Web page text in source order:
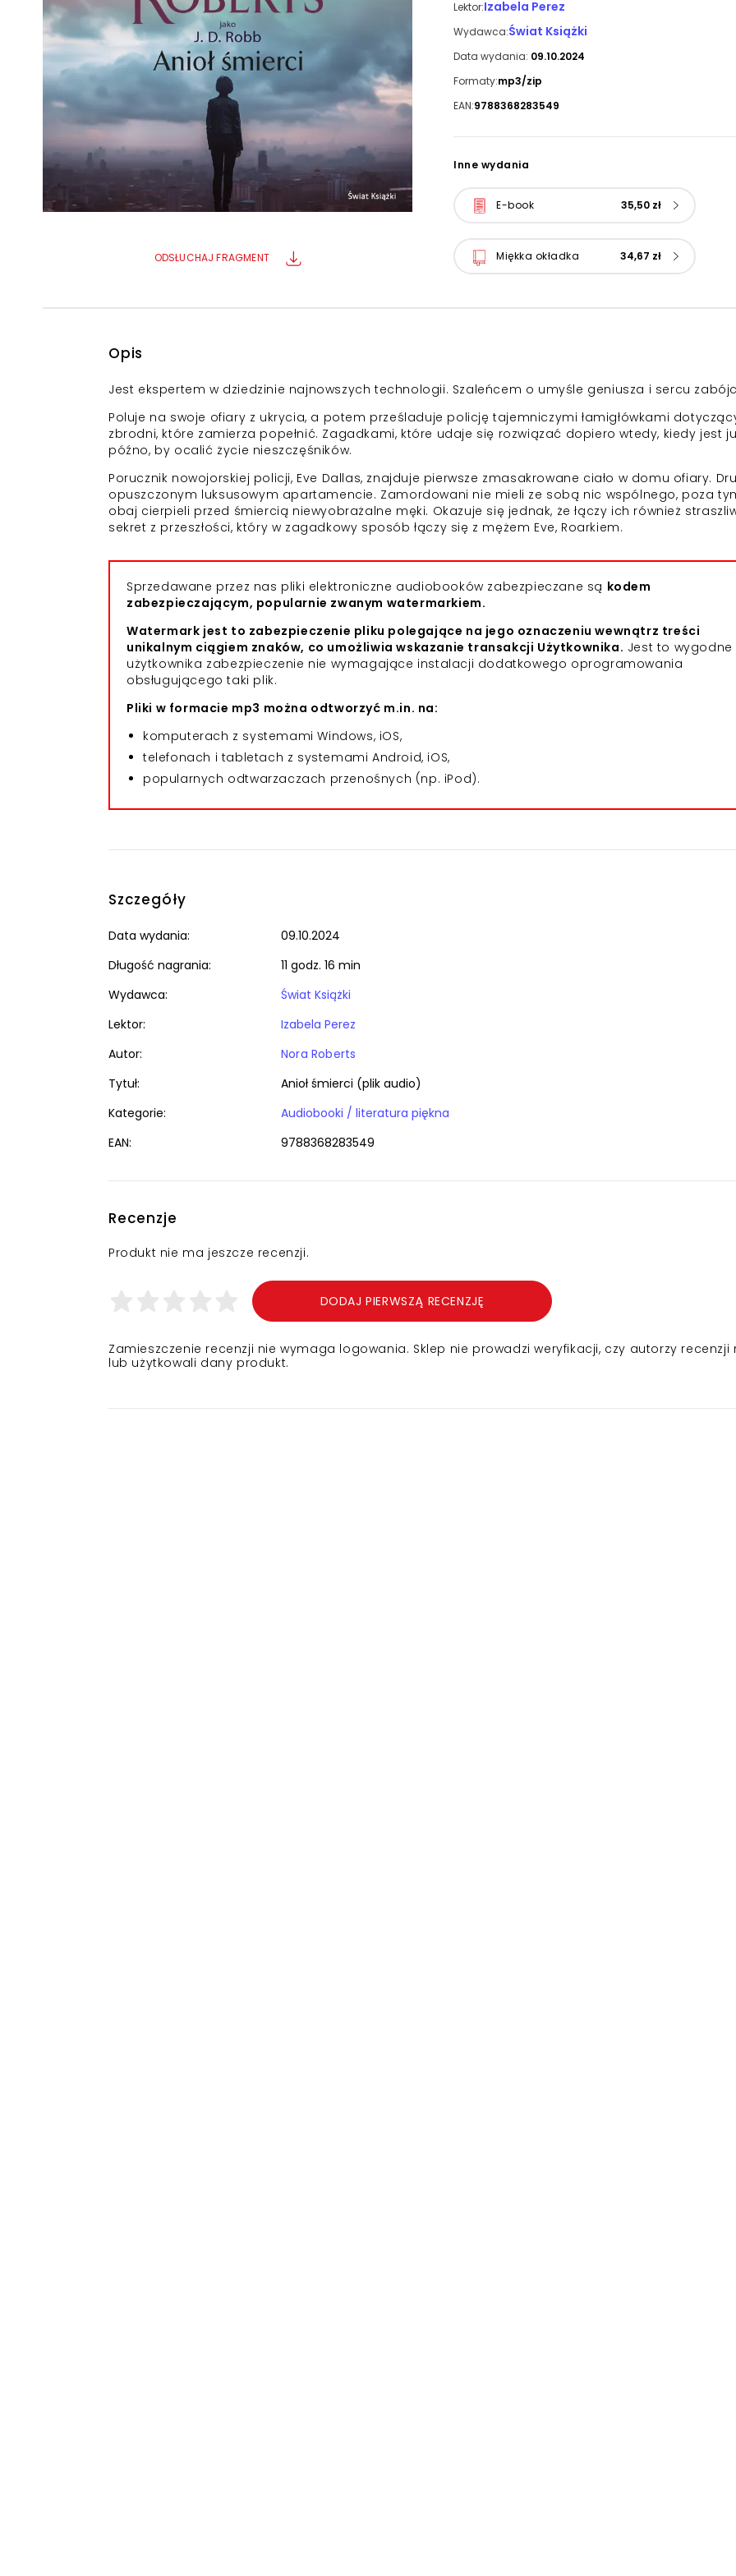
ODSŁUCHAJ FRAGMENT
Lektor:Izabela Perez
Wydawca:Świat Książki
Data wydania: 09.10.2024
Formaty:mp3/zip
EAN:9788368283549
Inne wydania
E-book 35,50 zł
Miękka okładka 34,67 zł
Opis
Jest ekspertem w dziedzinie najnowszych technologii. Szaleńcem o umyśle geniusza i sercu
Poluje na swoje ofiary z ukrycia, a potem prześladuje policję tajemniczymi łamigłówkami
zbrodni, które zamierza popełnić. Zagadkami, które udaje się rozwiązać dopiero wtedy, kiedy jest
późno, by ocalić życie nieszczęśników.
Porucznik nowojorskiej policji, Eve Dallas, znajduje pierwsze zmasakrowane ciało w domu ofiary.
opuszczonym luksusowym apartamencie. Zamordowani nie mieli ze sobą nic wspólnego, poza
obaj cierpieli przed śmiercią niewyobrażalne męki. Okazuje się jednak, że łączy ich również
sekret z przeszłości, który w zagadkowy sposób łączy się z mężem Eve, Roarkiem.
Sprzedawane przez nas pliki elektroniczne audiobooków zabezpieczane są kodem
zabezpieczającym, popularnie zwanym watermarkiem.
Watermark jest to zabezpieczenie pliku polegające na jego oznaczeniu wewnątrz treści
unikalnym ciągiem znaków, co umożliwia wskazanie transakcji Użytkownika. Jest to wygodne
użytkownika zabezpieczenie nie wymagające instalacji dodatkowego oprogramowania
obsługującego taki plik.
Pliki w formacie mp3 można odtworzyć m.in. na:
komputerach z systemami Windows, iOS,
telefonach i tabletach z systemami Android, iOS,
popularnych odtwarzaczach przenośnych (np. iPod).
Szczegóły
Data wydania:
09.10.2024
Długość nagrania:
11 godz. 16 min
Wydawca:
Świat Książki
Lektor:
Izabela Perez
Autor:
Nora Roberts
Tytuł:
Anioł śmierci (plik audio)
Kategorie:
Audiobooki / literatura piękna
EAN:
9788368283549
Recenzje
Produkt nie ma jeszcze recenzji.
DODAJ PIERWSZĄ RECENZJĘ
Zamieszczenie recenzji nie wymaga logowania. Sklep nie prowadzi weryfikacji, czy autorzy recenzji
lub użytkowali dany produkt.
Powiększony kursor
Pomoc w czytaniu
Podkreślenie linków